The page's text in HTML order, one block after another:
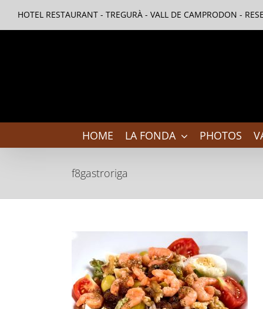
content
HOTEL RESTAURANT - TREGURÀ - VALL DE CAMPRODON -
HOME LA FONDA PHOTOS
f8gastroriga